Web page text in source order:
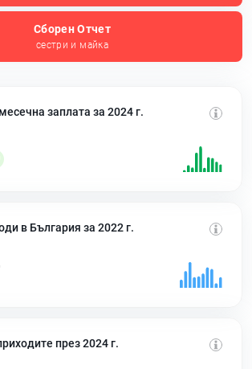
Сборен Отчет
сестри и майка
заплата за 2024 г.
в България за 2022 г.
през 2024 г.